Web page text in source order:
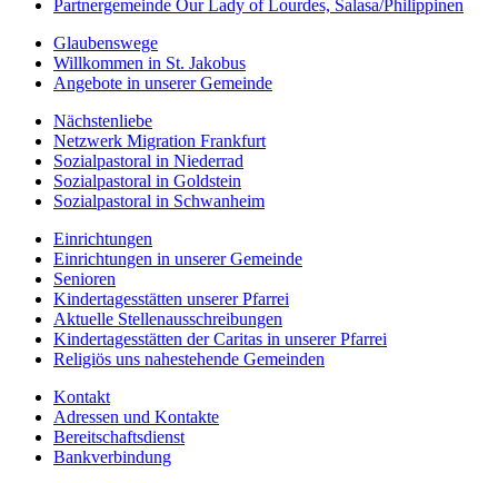
Partnergemeinde Our Lady of Lourdes, Salasa/Philippinen
Glaubenswege
Willkommen in St. Jakobus
Angebote in unserer Gemeinde
Nächstenliebe
Netzwerk Migration Frankfurt
Sozialpastoral in Niederrad
Sozialpastoral in Goldstein
Sozialpastoral in Schwanheim
Einrichtungen
Einrichtungen in unserer Gemeinde
Senioren
Kindertagesstätten unserer Pfarrei
Aktuelle Stellenausschreibungen
Kindertagesstätten der Caritas in unserer Pfarrei
Religiös uns nahestehende Gemeinden
Kontakt
Adressen und Kontakte
Bereitschaftsdienst
Bankverbindung